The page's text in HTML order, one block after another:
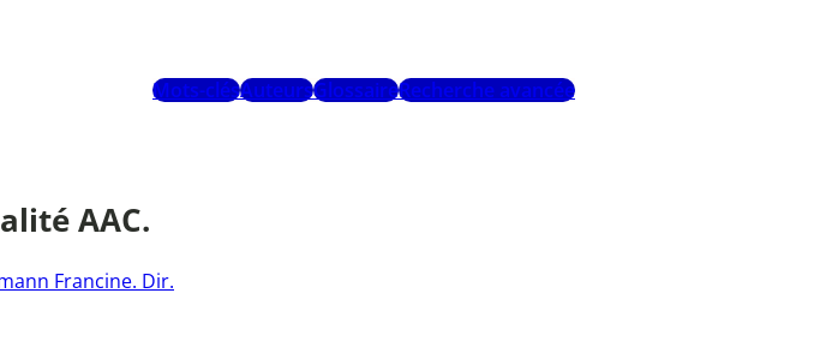
Mots-clésAuteursGlossaireRecherche avancée
AAC.
Francine. Dir.